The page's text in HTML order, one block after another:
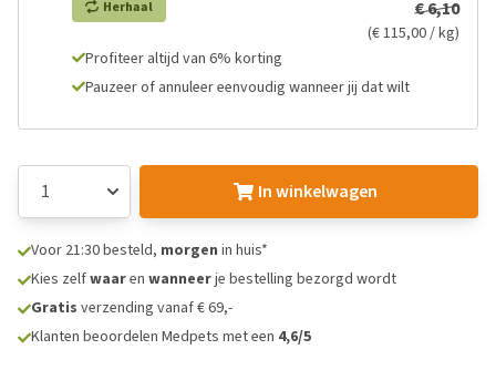
Herhaal € 6,10
(€ 115,00 / kg)
Profiteer altijd van 6% korting
Pauzeer of annuleer eenvoudig wanneer jij dat wilt
In winkelwagen
Voor 21:30 besteld, morgen in huis*
Kies zelfwaaren wanneerje bestelling bezorgd wordt
Gratis verzending vanaf € 69,-
Klanten beoordelen Medpets met een 4,6/5